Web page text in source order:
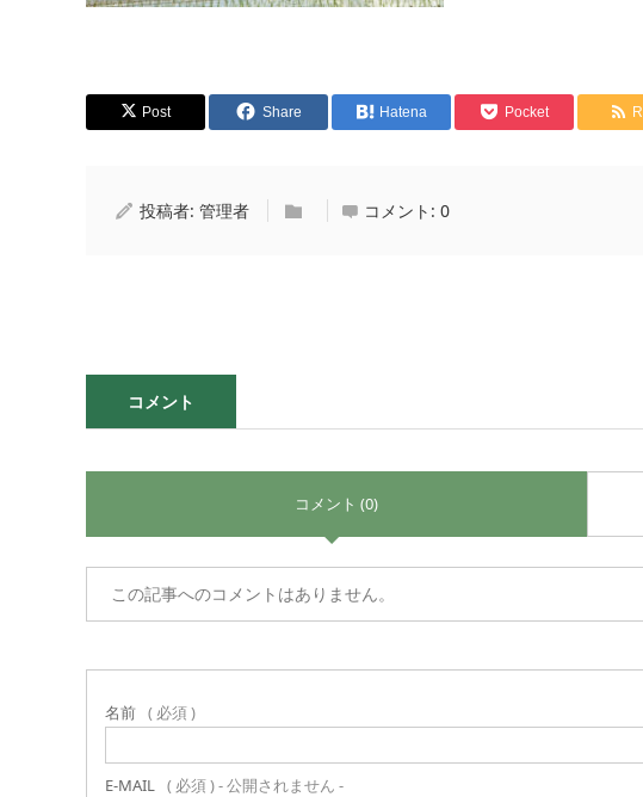
Post Share Hatena Pocket
投稿者: 管理者 コメント: 0
コメント
コメント (0)
この記事へのコメントはありません。
名前 ( 必須 )
E-MAIL ( 必須 ) - 公開されません -